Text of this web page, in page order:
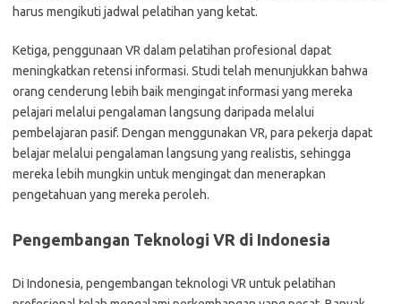
harus mengikuti jadwal pelatihan yang ketat.
Ketiga, penggunaan VR dalam pelatihan profesional dapat
meningkatkan retensi informasi. Studi telah menunjukkan bahwa
orang cenderung lebih baik mengingat informasi yang mereka
pelajari melalui pengalaman langsung daripada melalui
pembelajaran pasif. Dengan menggunakan VR, para pekerja dapat
belajar melalui pengalaman langsung yang realistis, sehingga
mereka lebih mungkin untuk mengingat dan menerapkan
pengetahuan yang mereka peroleh.
Pengembangan Teknologi VR di Indonesia
Di Indonesia, pengembangan teknologi VR untuk pelatihan